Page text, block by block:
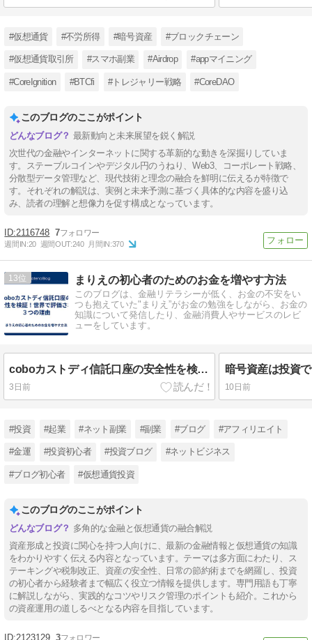
#仮想通貨 #不労所得 #暗号資産 #ブロックチェーン
#仮想通貨取引所 #スマホ副業 #Airdrop #appマイニング
#CoreIgnition #BTCfi #トレジャリー戦略 #CoreDAO
このブログのここがポイント
最新動向と未来展望を鋭く解説
次世代の金融やインターネットに関する革新的な動きを深掘りしていま
す。ステーブルコインやデジタル円のうねり、Web3、コーポレート戦略、
分散型データ管理など、現代技術と理念の融合を鮮明に伝えるが特徴で
す。それぞれの解説は、実例と未来予測に基づく具体的な内容を盛り込
み、読者の理解と想像力を促す構成となっています。
2116748 7
週間IN:20 週間OUT:240 月間IN:370
13 まりえの初心者のためのお金を増やす方法
このブログは、金融リテラシーが低く、お金の不安をい
つも抱えていた"まりえ”がお金の勉強をしながら、お金の
知識について発信したり、金融消費人やサービスのレビ
ューをしています。
coboカストディ信託口座の安全性を検証！世界で評価される３つの理由
3日前 10日前
#投資 #起業 #ネット副業 #副業 #ブログ #アフィリエイト
#金運 #投資初心者 #投資ブログ #ネットビジネス
#ブログ初心者 #仮想通貨投資
このブログのここがポイント
多角的な金融と仮想通貨の融合解説
資産形成と投資に関心を持つ人向けに、最新の金融情報と仮想通貨の知識
をわかりやすく伝える内容となっています。テーマは多方面にわたり、ス
テーキングや税制改正、資産の安全性、日常の節約術までを網羅し、投資
の初心者から経験者まで幅広く役立つ情報を提供します。専門用語も丁寧
に解説しながら、実践的なコツやリスク管理のポイントも紹介。これから
の資産運用の道しるべとなる内容を目指しています。
2123129 3